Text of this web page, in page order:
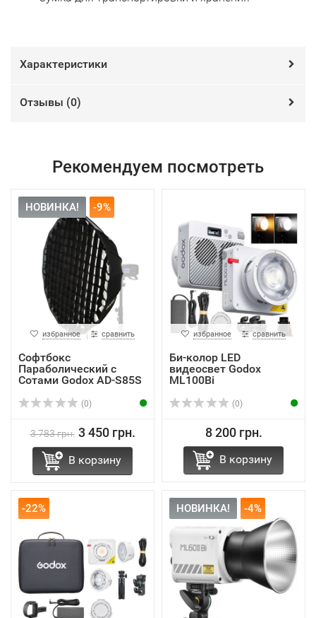
Характеристики
Отзывы (0)
Рекомендуем посмотреть
НОВИНКА! -9%
избранное сравнить
Софтбокс
Параболический с
Сотами Godox AD-S85S
(0)
3 783 грн. 3 450 грн.
В корзину
избранное сравнить
Би-колор LED
видеосвет Godox
ML100Bi
(0)
8 200 грн.
В корзину
-22% НОВИНКА! -4%